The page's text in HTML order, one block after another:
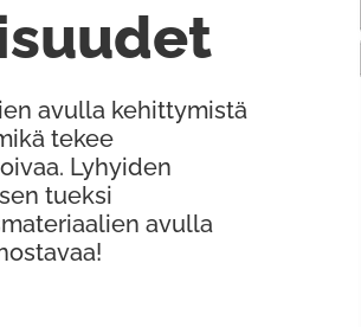
avulla kehittymistä
tekee
Lyhyiden
tueksi
avulla